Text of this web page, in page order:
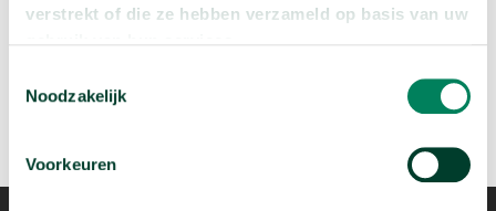
verstrekt of die ze hebben verzameld op basis van uw
Noodzakelijk
Voorkeuren